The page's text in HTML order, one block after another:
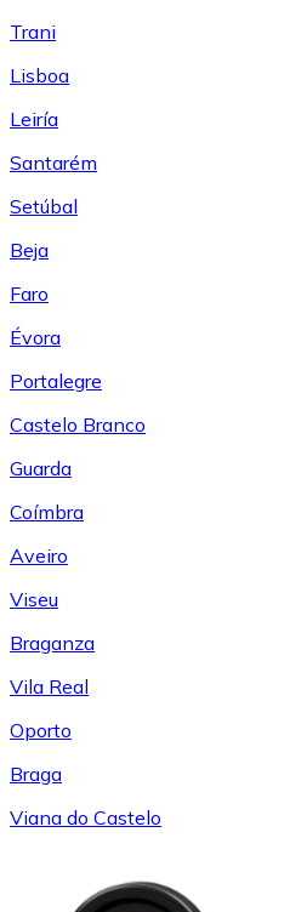
Trani
Lisboa
Leiría
Santarém
Setúbal
Beja
Faro
Évora
Portalegre
Castelo Branco
Guarda
Coímbra
Aveiro
Viseu
Braganza
Vila Real
Oporto
Braga
Viana do Castelo